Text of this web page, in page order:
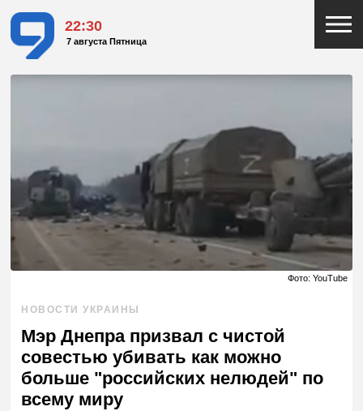
22:30
7 августа Пятница
Фото: YouTube
НОВОСТИ УКРАИНЫ
Мэр Днепра призвал с чистой
совестью убивать как можно
больше "российских нелюдей" по
всему миру